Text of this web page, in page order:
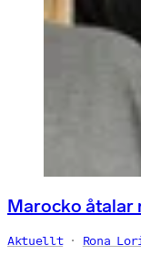
Marocko åtalar
Aktuellt Rona